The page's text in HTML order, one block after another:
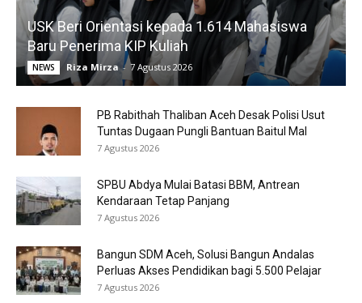
USK Beri Orientasi kepada 1.614 Mahasiswa
Baru Penerima KIP Kuliah
NEWS Riza Mirza - 7 Agustus 2026
PB Rabithah Thaliban Aceh Desak Polisi Usut
Tuntas Dugaan Pungli Bantuan Baitul Mal
7 Agustus 2026
SPBU Abdya Mulai Batasi BBM, Antrean
Kendaraan Tetap Panjang
7 Agustus 2026
Bangun SDM Aceh, Solusi Bangun Andalas
Perluas Akses Pendidikan bagi 5.500 Pelajar
7 Agustus 2026